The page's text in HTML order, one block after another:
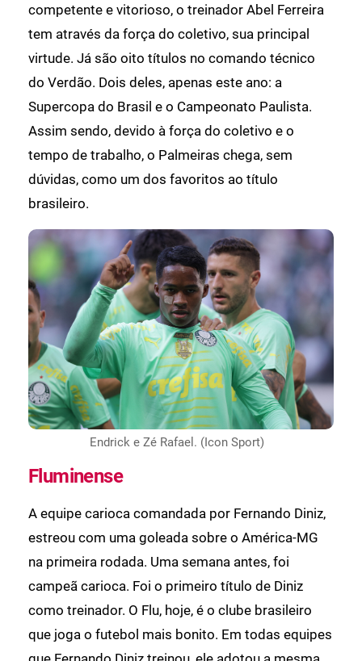
competente e vitorioso, o treinador Abel Ferreira
tem através da força do coletivo, sua principal
virtude. Já são oito títulos no comando técnico
do Verdão. Dois deles, apenas este ano: a
Supercopa do Brasil e o Campeonato Paulista.
Assim sendo, devido à força do coletivo e o
tempo de trabalho, o Palmeiras chega, sem
dúvidas, como um dos favoritos ao título
brasileiro.
Endrick e Zé Rafael. (Icon Sport)
Fluminense
A equipe carioca comandada por Fernando Diniz,
estreou com uma goleada sobre o América-MG
na primeira rodada. Uma semana antes, foi
campeã carioca. Foi o primeiro título de Diniz
como treinador. O Flu, hoje, é o clube brasileiro
que joga o futebol mais bonito. Em todas equipes